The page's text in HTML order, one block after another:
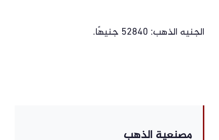
الجنيه الذهب: 52840 جنيهًا.
مصنعية الذهب